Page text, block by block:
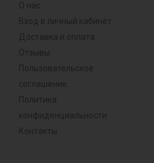
О нас
Вход в личный кабинет
Доставка и оплата
Отзывы
Пользовательское
соглашение
Политика
конфиденциальности
Контакты